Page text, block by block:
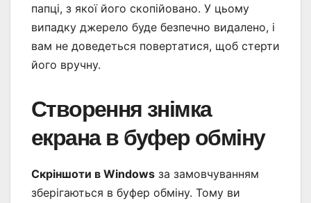
папці, з якої його скопійовано. У цьому
випадку джерело буде безпечно видалено, і
вам не доведеться повертатися, щоб стерти
його вручну.
Створення знімка
екрана в буфер обміну
Скріншоти в Windows за замовчуванням
зберігаються в буфер обміну. Тому ви